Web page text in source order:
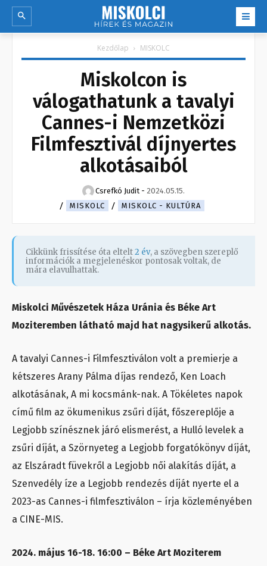
Kezdőlap MISKOLC
Miskolcon is
válogathatunk a tavalyi
Cannes-i Nemzetközi
Filmfesztivál díjnyertes
alkotásaiból
Csrefkó Judit - 2024.05.15.
MISKOLC
MISKOLC - KULTÚRA
Cikkünk frissítése óta eltelt2 év, a szövegben szereplő
információk a megjelenéskor pontosak voltak, de
mára elavulhattak.
Miskolci Művészetek Háza Uránia és Béke Art
Moziteremben látható majd hat nagysikerű alkotás.
A tavalyi Cannes-i Filmfesztiválon volt a premierje a
kétszeres Arany Pálma díjas rendező, Ken Loach
alkotásának, A mi kocsmánk-nak. A Tökéletes napok
című film az ökumenikus zsűri díját, főszereplője a
Legjobb színésznek járó elismerést, a Hulló levelek a
zsűri díját, a Szörnyeteg a Legjobb forgatókönyv díját,
az Elszáradt füvekről a Legjobb női alakítás díját, a
Szenvedély íze a Legjobb rendezés díját nyerte el a
2023-as Cannes-i filmfesztiválon – írja közleményében
a CINE-MIS.
2024. május 16-18. 16:00 – Béke Art Moziterem